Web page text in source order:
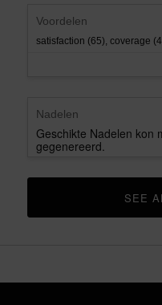
Voordelen
satisfaction (65), coverage
Nadelen
Geschikte Nadelen kon
gegenereerd.